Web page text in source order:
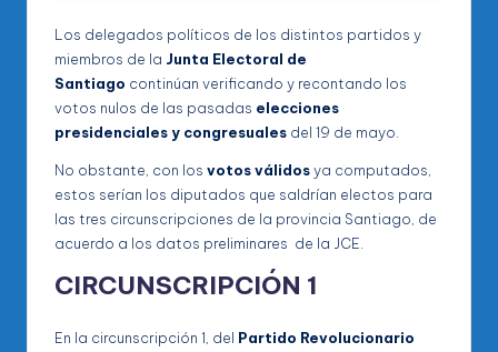
Los delegados políticos de los distintos partidos y
miembros de la Junta Electoral de
Santiago continúan verificando y recontando los
votos nulos de las pasadas elecciones
presidenciales y congresuales del 19 de mayo.
No obstante, con los votos válidosya computados,
estos serían los diputados que saldrían electos para
las tres circunscripciones de la provincia Santiago, de
acuerdo a los datos preliminares de la JCE.
CIRCUNSCRIPCIÓN 1
En la circunscripción 1, del Partido Revolucionario